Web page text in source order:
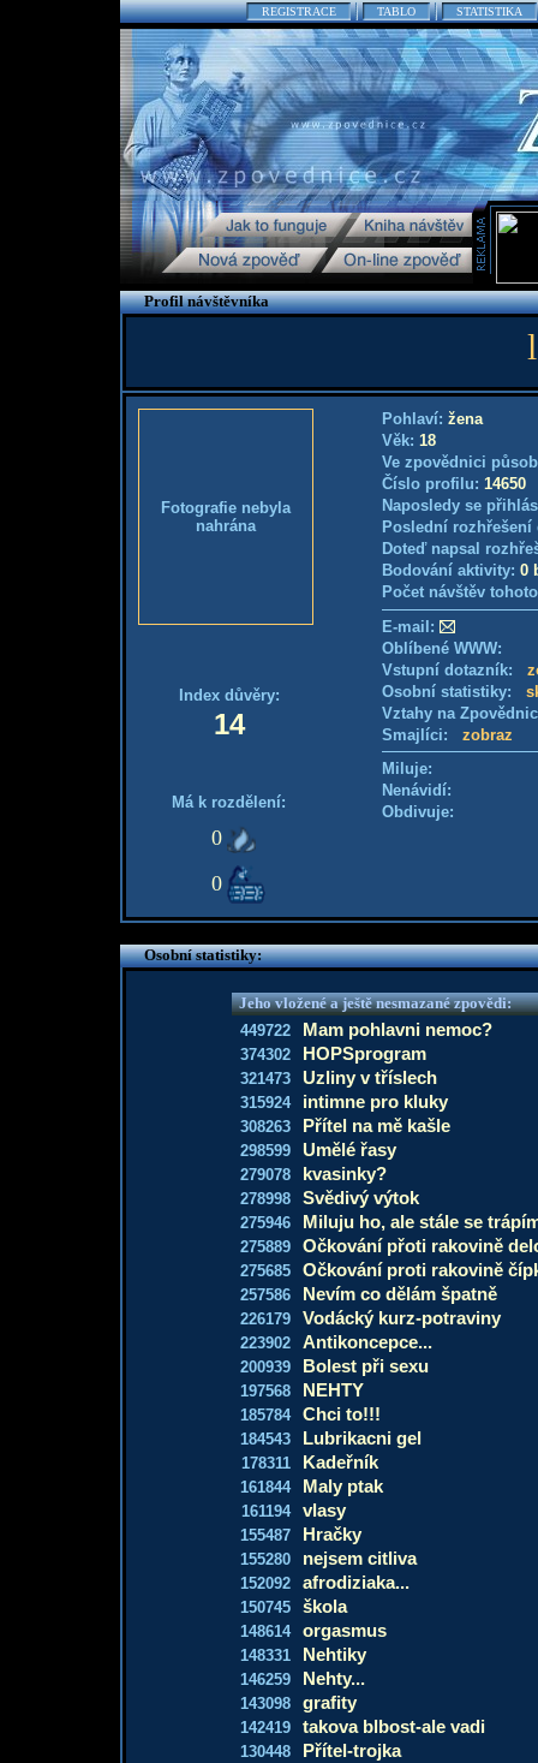
REGISTRACE TABLO STATISTIKA
Profil návštěvníka
Fotografie nebyla
nahrána
Index důvěry:
14
Má k rozdělení:
0
0
Pohlaví: žena
Věk: 18
Ve zpovědnici
Číslo profilu: 14650
Naposledy se
Poslední
Doteď napsal
Bodování aktivity: 0
Počet návštěv
E-mail:
Oblíbené WWW:
Vstupní dotazník:
Osobní statistiky:
Vztahy na
Smajlíci: zobraz
Miluje:
Nenávidí:
Obdivuje:
Osobní statistiky:
Jeho vložené a ještě nesmazané zpovědi:
449722
Mam pohlavni nemoc?
374302 HOPSprogram
321473 Uzliny v tříslech
315924 intimne pro kluky
308263 Přítel na mě kašle
298599 Umělé řasy
279078 kvasinky?
278998 Svědivý výtok
275946 Miluju ho, ale stále se
275889 Očkování přoti rakovině
275685 Očkování proti rakovině
257586 Nevím co dělám špatně
226179 Vodácký kurz-potraviny
223902 Antikoncepce...
200939 Bolest při sexu
197568 NEHTY
185784 Chci to!!!
184543 Lubrikacni gel
178311 Kadeřník
161844 Maly ptak
161194 vlasy
155487 Hračky
155280 nejsem citliva
152092 afrodiziaka...
150745 škola
148614 orgasmus
148331 Nehtiky
146259 Nehty...
143098 grafity
142419 takova blbost-ale vadi
130448 Přítel-trojka